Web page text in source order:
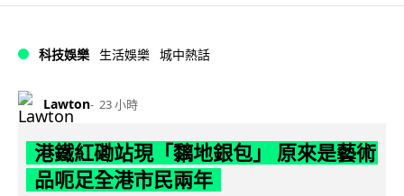
科技娛樂 生活娛樂 城中熱話
Lawton 23 小時
港鐵紅磡站現「黐地銀包」 原來是藝術
品呃足全港市民兩年